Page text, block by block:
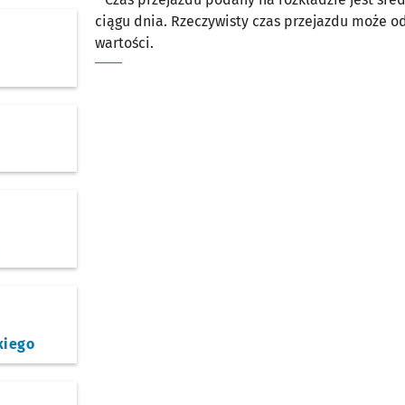
ciągu dnia. Rzeczywisty czas przejazdu może
wartości.